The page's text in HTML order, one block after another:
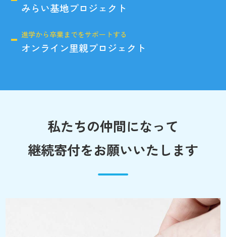
みらい基地プロジェクト
進学から卒業までをサポートする
オンライン里親プロジェクト
私たちの仲間になって
継続寄付をお願いいたします